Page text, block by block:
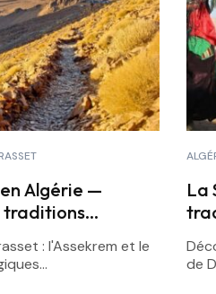
Algérie —
traditions
: l'Assekrem et le
La
de